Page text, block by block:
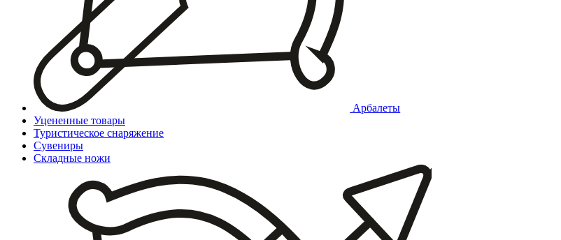
Арбалеты
Уцененные товары
Туристическое снаряжение
Сувениры
Складные ножи